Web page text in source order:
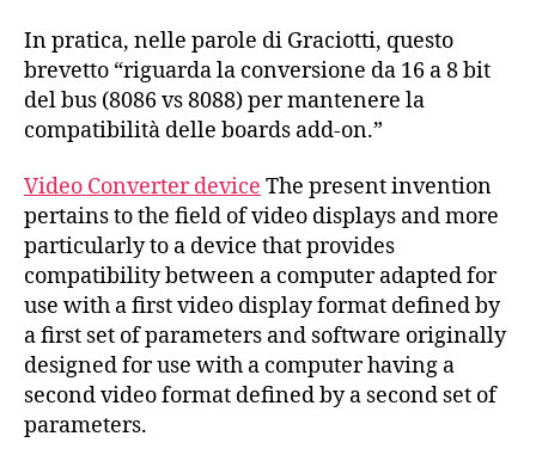
In pratica, nelle parole di Graciotti, questo
brevetto “riguarda la conversione da 16 a 8 bit
del bus (8086 vs 8088) per mantenere la
compatibilità delle boards add-on.”
Video Converter device The present invention
pertains to the field of video displays and more
particularly to a device that provides
compatibility between a computer adapted for
use with a first video display format defined by
a first set of parameters and software originally
designed for use with a computer having a
second video format defined by a second set of
parameters.